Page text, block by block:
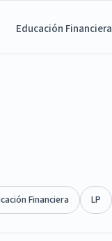
Educación Financiera
Financiera LP